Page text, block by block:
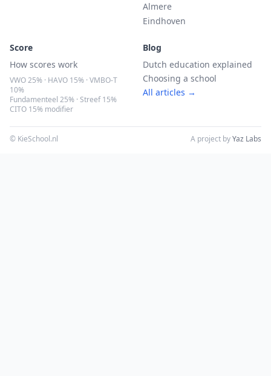
Almere
Eindhoven
Score
How scores work
VWO 25% · HAVO 15% · VMBO-T
10%
Fundamenteel 25% · Streef 15%
CITO 15% modifier
Blog
Dutch education explained
Choosing a school
All articles →
© KieSchool.nl A project byYaz Labs